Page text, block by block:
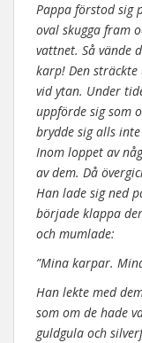
Pappa förstod sig
oval skugga fram
vattnet. Så vände
karp! Den
vid ytan. Under
uppförde sig som
brydde sig alls
Inom loppet av
av dem. Då
Han lade sig ned
började klappa
och mumlade:
”Mina karpar.
Han lekte med
som om de hade
guldgula och